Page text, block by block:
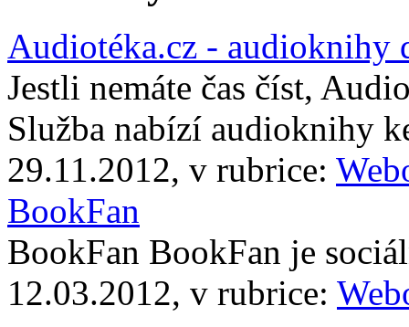
Audiotéka.cz - audioknihy
Jestli nemáte čas číst,
Služba nabízí audioknihy
29.11.2012, v rubrice:
BookFan
BookFan BookFan je
12.03.2012, v rubrice: